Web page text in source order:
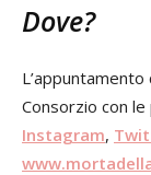
Dove?
L’appuntamento
Consorzio con
Instagram,